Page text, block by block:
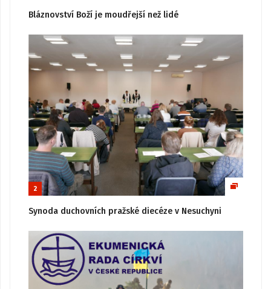
Bláznovství Boží je moudřejší než lidé
2
Synoda duchovních pražské diecéze v Nesuchyni